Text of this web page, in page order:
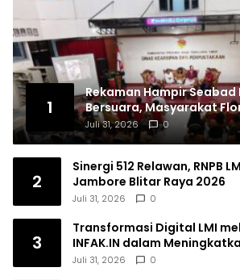
1
Rekaman Hampir Seabad
Bersuara, Masyarakat
Lagi Ingatan Leluhur
Juli 31, 2026 0
2
Sinergi 512 Relawan, RNPB
Jambore Blitar Raya 2026
Juli 31, 2026 0
3
Transformasi Digital LMI
INFAK.IN dalam
Dana Filantropi Islam
Juli 31, 2026 0